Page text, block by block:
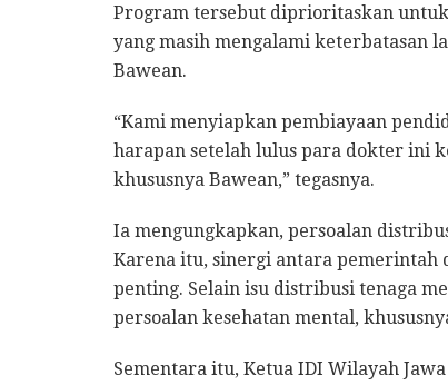
Program tersebut diprioritaskan
yang masih mengalami keterbatasan
Bawean.
“Kami menyiapkan pembiayaan
harapan setelah lulus para dokter ini
khususnya Bawean,” tegasnya.
Ia mengungkapkan, persoalan
Karena itu, sinergi antara pemerintah
penting. Selain isu distribusi tenaga
persoalan kesehatan mental,
Sementara itu, Ketua IDI Wilayah